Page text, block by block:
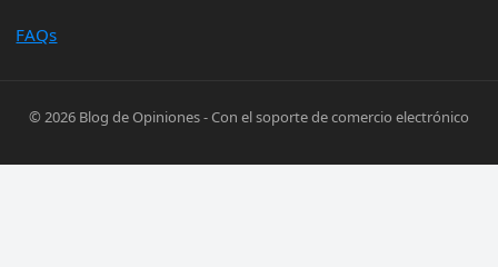
FAQs
© 2026 Blog de Opiniones- Con el soporte decomercio electrónico